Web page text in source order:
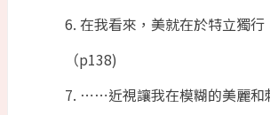
6. 在我看來，美就在於特立獨
（p138)
7. ⋯⋯近視讓我在模糊的美麗和